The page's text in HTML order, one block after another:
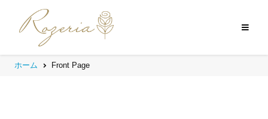
ホーム Front Page